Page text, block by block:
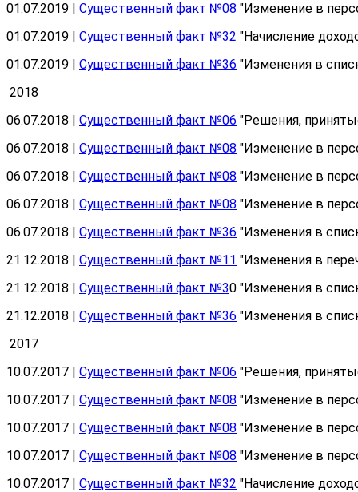
01.07.2019 | Существенный факт №08 "Изменение в
01.07.2019 | Существенный факт №32 "Начисление
01.07.2019 | Существенный факт №36 "Изменения в
2018
06.07.2018 | Существенный факт №06 "Решения,
06.07.2018 | Существенный факт №08 "Изменение в
06.07.2018 | Существенный факт №08 "Изменение в
06.07.2018 | Существенный факт №08 "Изменение в
06.07.2018 | Существенный факт №36 "Изменения в
21.12.2018 | Существенный факт №11 "Изменения в
21.12.2018 | Существенный факт №30 "Изменения в
21.12.2018 | Существенный факт №36 "Изменения в
2017
10.07.2017 | Существенный факт №06 "Решения,
10.07.2017 | Существенный факт №08 "Изменение в
10.07.2017 | Существенный факт №08 "Изменение в
10.07.2017 | Существенный факт №08 "Изменение в
10.07.2017 | Существенный факт №32 "Начисление